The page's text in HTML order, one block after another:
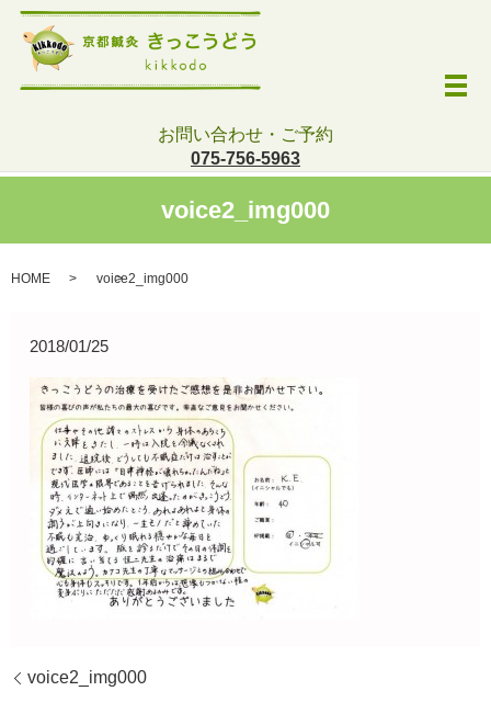
お問い合わせ・ご予約
075-756-5963
メ
voice2_img000
HOME voice2_img000
2018/01/25
voice2_img000